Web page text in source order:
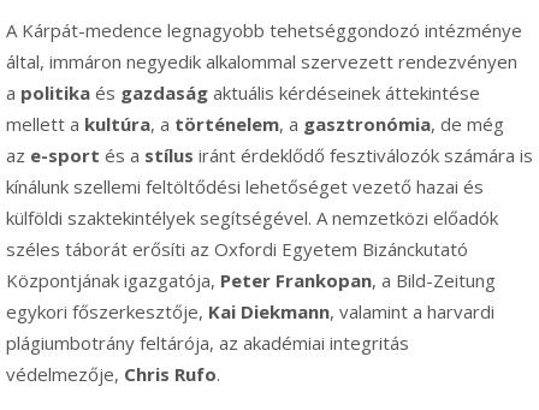
A Kárpát-medence legnagyobb tehetséggondozó intézménye
által, immáron negyedik alkalommal szervezett rendezvényen
a politika és gazdaság aktuális kérdéseinek áttekintése
mellett a kultúra, a történelem, a gasztronómia, de még
az e-sport és a stílus iránt érdeklődő fesztiválozók számára is
kínálunk szellemi feltöltődési lehetőséget vezető hazai és
külföldi szaktekintélyek segítségével. A nemzetközi előadók
széles táborát erősíti az Oxfordi Egyetem Bizánckutató
Központjának igazgatója, Peter Frankopan, a Bild-Zeitung
egykori főszerkesztője, Kai Diekmann, valamint a harvardi
plágiumbotrány feltárója, az akadémiai integritás
védelmezője, Chris Rufo.